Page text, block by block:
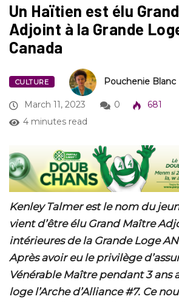
Un Haïtien est élu
Adjoint à la Grande
Canada
CULTURE Pouchenie Blanc
March 11, 2023 0
681
4 minutes read
Kenley Talmer est le nom du
vient d’être élu Grand Maître
intérieures de la Grande Loge
Après avoir eu le privilège
Vénérable Maître pendant 3 ans
loge l’Arche d’Alliance #7. Ce